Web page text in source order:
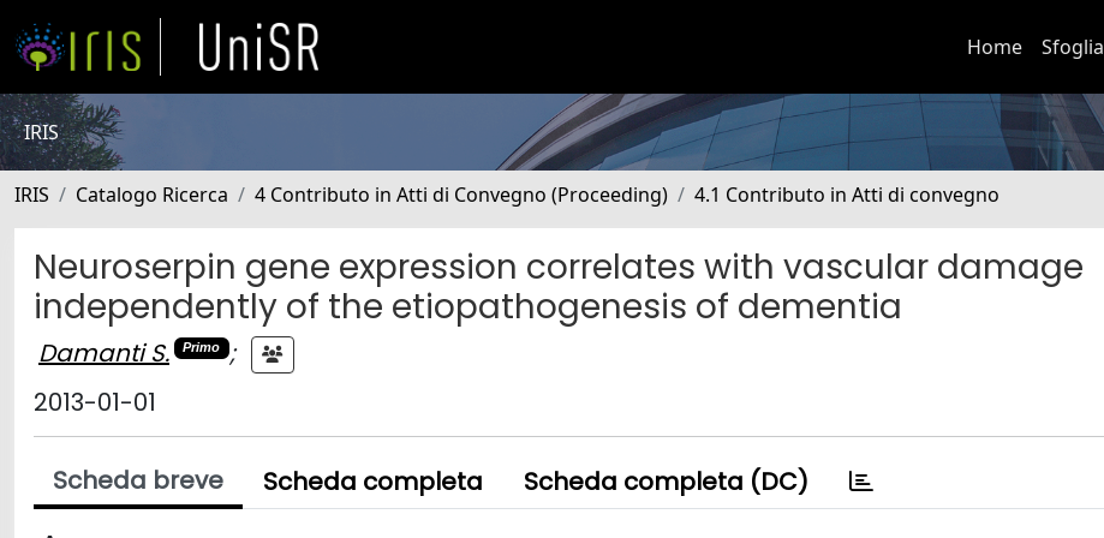
Home Sfoglia
IRIS
IRIS Catalogo Ricerca 4 Contributo in Atti di Convegno (Proceeding) 4.1 Contributo in Atti di convegno
Neuroserpin gene expression correlates with vascular damage
independently of the etiopathogenesis of dementia
Damanti S. Primo
;
2013-01-01
Scheda breve Scheda completa Scheda completa (DC)